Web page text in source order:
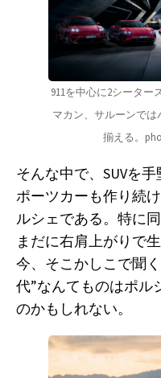
911を中心に2シーター
マカン、サルーンでは
揃える。
そんな中で、SUVを
ポーツカーも作り続
ルシェである。特に
まだに右肩上がりで
今、そこかしこで聞
代”なんてものはポル
のかもしれない。